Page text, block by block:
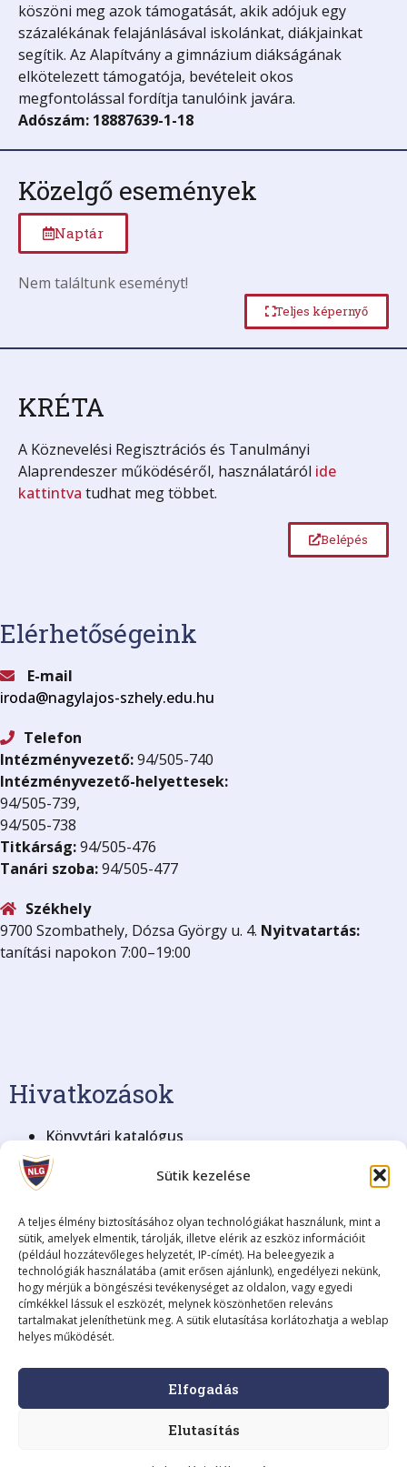
Sütik kezelése
A teljes élmény biztosításához olyan technológiákat használunk, mint a
sütik, amelyek elmentik, tárolják, illetve elérik az eszköz információit
(például hozzátevőleges helyzetét, IP-címét). Ha beleegyezik a
technológiák használatába (amit erősen ajánlunk), engedélyezi nekünk,
hogy mérjük a böngészési tevékenységet az oldalon, vagy egyedi
címkékkel lássuk el eszközét, melynek köszönhetően releváns
tartalmakat jeleníthetünk meg. A sütik elutasítása korlátozhatja a weblap
helyes működését.
Elfogadás
Elutasítás
köszöni meg azok támogatását, akik adójuk egy
százalékának felajánlásával iskolánkat, diákjainkat
segítik. Az Alapítvány a gimnázium diákságának
elkötelezett támogatója, bevételeit okos
megfontolással fordítja tanulóink javára.
Adószám: 18887639-1-18
Közelgő események
Naptár
Nem találtunk eseményt!
Teljes képernyő
KRÉTA
A Köznevelési Regisztrációs és Tanulmányi
Alaprendeszer működéséről, használatáról ide
kattintva tudhat meg többet.
Belépés
Elérhetőségeink
E-mail
iroda@nagylajos-szhely.edu.hu
Telefon
Intézményvezető:94/505-740
Intézményvezető-helyettesek:
94/505-739,
94/505-738
Titkárság:94/505-476
Tanári szoba:94/505-477
Székhely
9700 Szombathely, Dózsa György u. 4. Nyitvatartás:
tanítási napokon 7:00–19:00
Hivatkozások
Könyvtári katalógus
KRÉTA Elektronikus Napló
BME Nyelvvizsga
Adatkezelési tájékoztató
Fenntartó
Fenntartó neve:Szombathelyi Tankerületi Központ
Székhelye:9700 Szombathely, Kossuth Lajos utca 8.
A fenntartó elérhetősége:+36 (94) 795-225 •
szombathely@kk.gov.hu
KSH statisztikai száma:15835499-8412-312-18